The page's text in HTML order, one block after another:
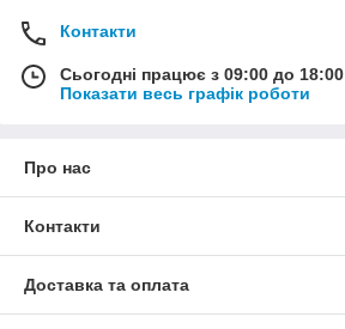
Контакти
Сьогодні працює з 09:00 до 18:00
Показати весь графік роботи
Про нас
Контакти
Доставка та оплата